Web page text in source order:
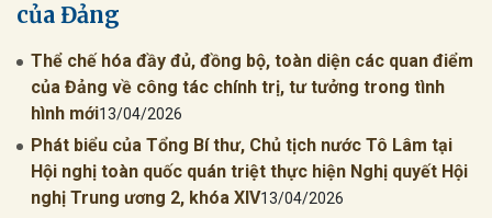
của Đảng
Thể chế hóa đầy đủ, đồng bộ, toàn diện các quan điểm
của Đảng về công tác chính trị, tư tưởng trong tình
hình mới13/04/2026
Phát biểu của Tổng Bí thư, Chủ tịch nước Tô Lâm tại
Hội nghị toàn quốc quán triệt thực hiện Nghị quyết Hội
nghị Trung ương 2, khóa XIV13/04/2026